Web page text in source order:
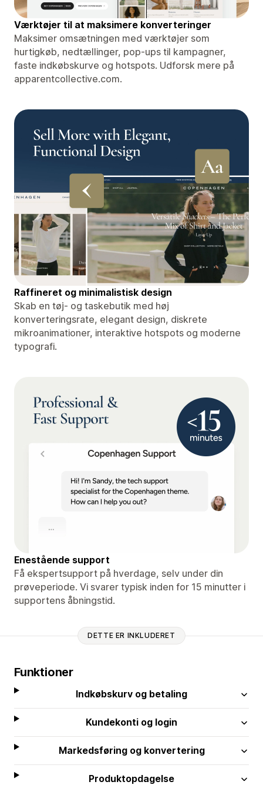
Værktøjer til at maksimere konverteringer
Maksimer omsætningen med værktøjer som
hurtigkøb, nedtællinger, pop-ups til kampagner,
faste indkøbskurve og hotspots. Udforsk mere på
apparentcollective.com.
Raffineret og minimalistisk design
Skab en tøj- og taskebutik med høj
konverteringsrate, elegant design, diskrete
mikroanimationer, interaktive hotspots og moderne
typografi.
Enestående support
Få ekspertsupport på hverdage, selv under din
prøveperiode. Vi svarer typisk inden for 15 minutter i
supportens åbningstid.
DETTE ER INKLUDERET
Funktioner
Indkøbskurv og betaling
Kundekonti og login
Markedsføring og konvertering
Produktopdagelse